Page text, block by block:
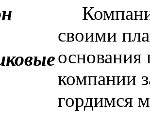
своими
основания
компании
гордимся